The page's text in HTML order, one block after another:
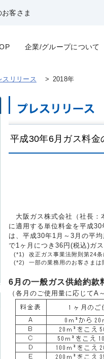
お客さま
企業/グループについて
スリリース > 2018年
平成30年6月ガス料金
大阪ガス株式会社（社長：
に適用する単位料金を平成
は、平成30年1月～3月の平
で1ヶ月につき36円(税込)ガ
(*1)
改正ガス事業法附則第24
(*2)
一部の業務用のお客さまは
6月の一般ガス供給約款
（各月のご使用量に応じてA